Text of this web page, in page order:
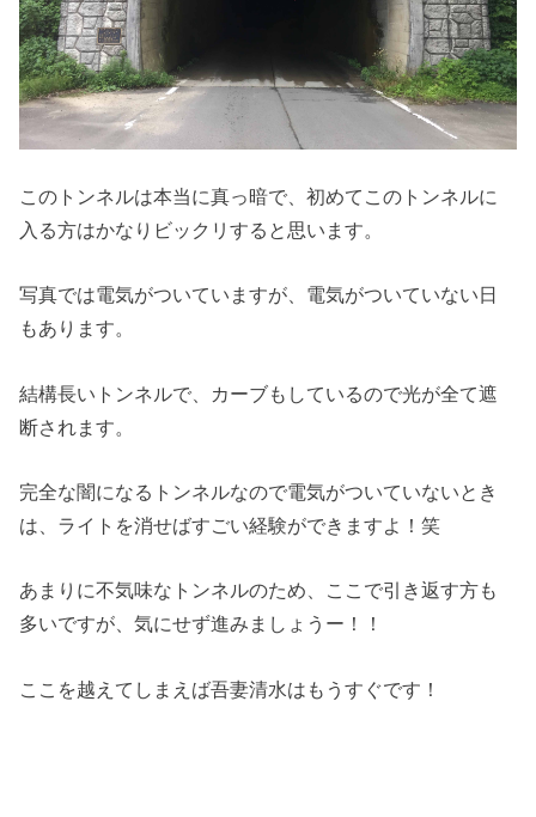
このトンネルは本当に真っ暗で、初めてこのトンネルに
入る方はかなりビックリすると思います。
写真では電気がついていますが、電気がついていない日
もあります。
結構長いトンネルで、カーブもしているので光が全て遮
断されます。
完全な闇になるトンネルなので電気がついていないとき
は、ライトを消せばすごい経験ができますよ！笑
あまりに不気味なトンネルのため、ここで引き返す方も
多いですが、気にせず進みましょうー！！
ここを越えてしまえば吾妻清水はもうすぐです！